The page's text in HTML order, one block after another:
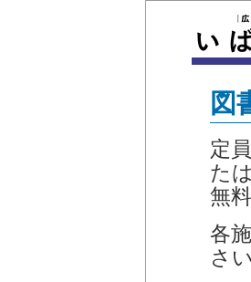
図
定
た
無料
各
さい